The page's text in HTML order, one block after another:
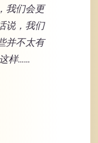
我们会更
说，我们
并不太有
样……